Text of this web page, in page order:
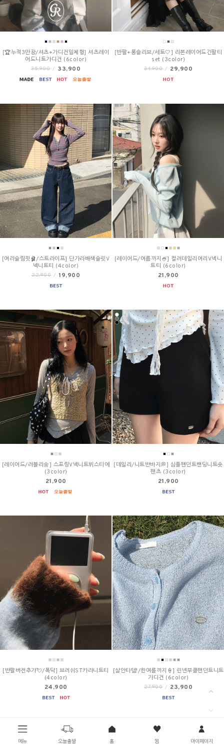
메뉴 오늘출발 홈 찜 마이페이지
[🏆누적3만장/셔츠+가디건일체형] 셔츠레이
어드니트가디건 (6color)
35,900 / 33,900
[반팔+롱슬리브/세트🤍] 리본레이어드긴팔티
set (3color)
34,900 / 29,900
[여리슬림핏🩰/스트라이프] 단가라배색슬릿V
넥니트티 (4color)
22,900 / 19,900
[레이어드/여름까지🍧] 컬러데일리여리V넥니
트티 (6color)
21,900
[레이어드/러블리🌼] 스프링V넥니트뷔스티에
(3color)
21,900
[데일리/니트반바지💭] 심플팬던트밴딩니트숏
팬츠 (3color)
21,900
[반팔버전추가💘/폭닥] 브러쉬ST카라니트티
(4color)
24,900
[살안타템!/한여름까지🍦] 린넨부클팬던트니트
가디건 (6color)
27,900 / 23,900